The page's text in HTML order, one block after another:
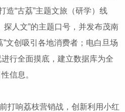
造“古荔”主题文旅（研学）线
探人文”的主题口号，并发布茂南
文创吸引各地消费者；电白旦场
行全面摸底，建立数据库为全
信息。
响荔枝营销战，创新利用小红